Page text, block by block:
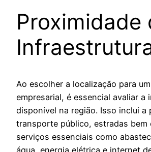
Proximidade
Ao escolher a localização para
empresarial, é essencial avaliar a
disponível na região. Isso inclui a
transporte público, estradas bem
serviços essenciais como